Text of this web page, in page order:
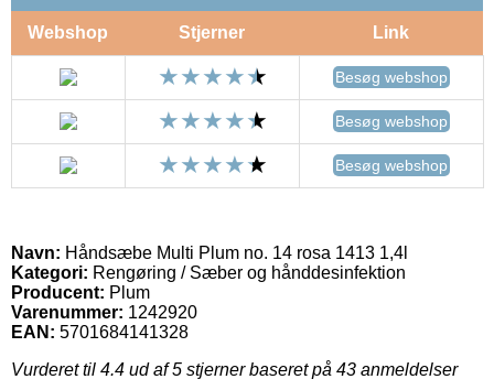
Webshop Stjerner Link
Besøg webshop
Besøg webshop
Besøg webshop
Navn: Håndsæbe Multi Plum no. 14 rosa 1413 1,4l
Kategori: Rengøring / Sæber og hånddesinfektion
Producent: Plum
Varenummer: 1242920
EAN: 5701684141328
Vurderet til 4.4 ud af 5 stjerner baseret på 43 anmeldelser